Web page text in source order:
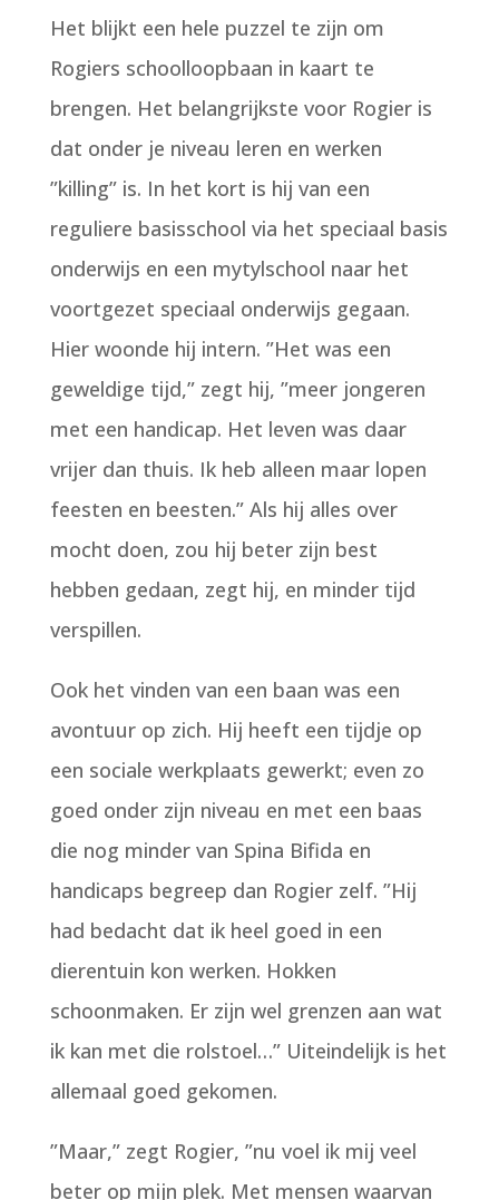
Het blijkt een hele puzzel te zijn om
Rogiers schoolloopbaan in kaart te
brengen. Het belangrijkste voor Rogier is
dat onder je niveau leren en werken
”killing” is. In het kort is hij van een
reguliere basisschool via het speciaal basis
onderwijs en een mytylschool naar het
voortgezet speciaal onderwijs gegaan.
Hier woonde hij intern. ”Het was een
geweldige tijd,” zegt hij, ”meer jongeren
met een handicap. Het leven was daar
vrijer dan thuis. Ik heb alleen maar lopen
feesten en beesten.” Als hij alles over
mocht doen, zou hij beter zijn best
hebben gedaan, zegt hij, en minder tijd
verspillen.
Ook het vinden van een baan was een
avontuur op zich. Hij heeft een tijdje op
een sociale werkplaats gewerkt; even zo
goed onder zijn niveau en met een baas
die nog minder van Spina Bifida en
handicaps begreep dan Rogier zelf. ”Hij
had bedacht dat ik heel goed in een
dierentuin kon werken. Hokken
schoonmaken. Er zijn wel grenzen aan wat
ik kan met die rolstoel…” Uiteindelijk is het
allemaal goed gekomen.
”Maar,” zegt Rogier, ”nu voel ik mij veel
beter op mijn plek. Met mensen waarvan